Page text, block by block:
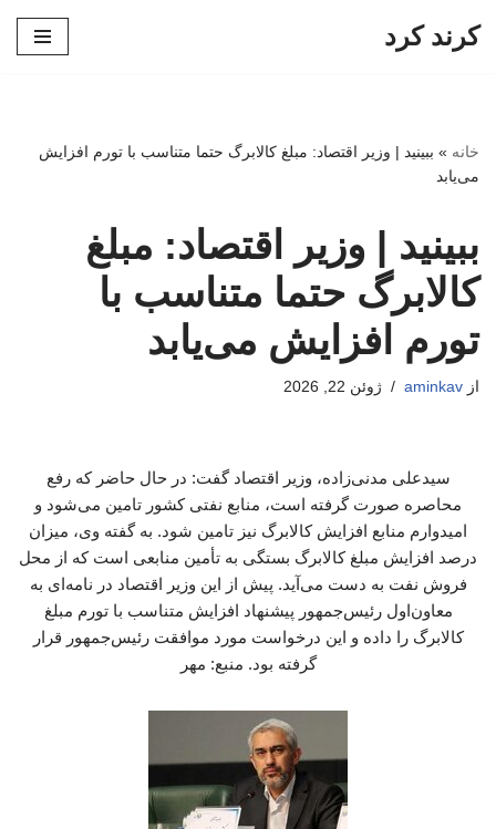
کرند کرد
خانه » ببینید | وزیر اقتصاد: مبلغ کالابرگ حتما متناسب با تورم افزایش
می‌یابد
ببینید | وزیر اقتصاد: مبلغ
کالابرگ حتما متناسب با
تورم افزایش می‌یابد
از aminkav ژوئن 22, 2026
سیدعلی مدنی‌زاده، وزیر اقتصاد گفت: در حال حاضر که رفع
محاصره صورت گرفته است، منابع نفتی کشور تامین می‌شود و
امیدوارم منابع افزایش کالابرگ نیز تامین شود. به گفته وی، میزان
درصد افزایش مبلغ کالابرگ بستگی به تأمین منابعی است که از محل
فروش نفت به دست می‌آید. پیش‌ از این وزیر اقتصاد در نامه‌ای به
معاون‌اول رئیس‌جمهور پیشنهاد افزایش متناسب با تورم مبلغ
کالابرگ را داده و این درخواست مورد موافقت رئیس‌جمهور قرار
گرفته بود. منبع: مهر